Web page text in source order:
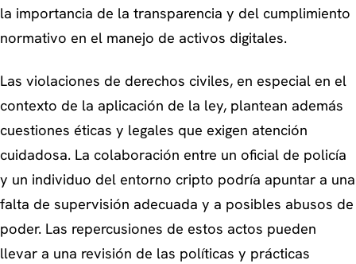
la importancia de la transparencia y del cumplimiento
normativo en el manejo de activos digitales.
Las violaciones de derechos civiles, en especial en el
contexto de la aplicación de la ley, plantean además
cuestiones éticas y legales que exigen atención
cuidadosa. La colaboración entre un oficial de policía
y un individuo del entorno cripto podría apuntar a una
falta de supervisión adecuada y a posibles abusos de
poder. Las repercusiones de estos actos pueden
llevar a una revisión de las políticas y prácticas